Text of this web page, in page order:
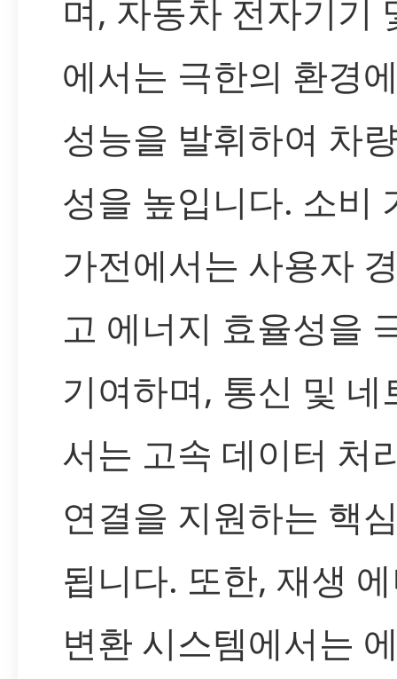
며, 자동차 전자기기
에서는 극한의 환경
성능을 발휘하여 차
성을 높입니다. 소비
가전에서는 사용자
고 에너지 효율성을
기여하며, 통신 및
서는 고속 데이터 처
연결을 지원하는 핵
됩니다. 또한, 재생
변환 시스템에서는